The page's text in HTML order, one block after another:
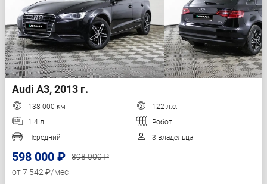
Audi A3, 2013 г.
138 000 км
122 л.с.
1.4 л.
Робот
Передний
3 владельца
598 000 ₽
898 000 ₽
от 7 542 ₽/мес